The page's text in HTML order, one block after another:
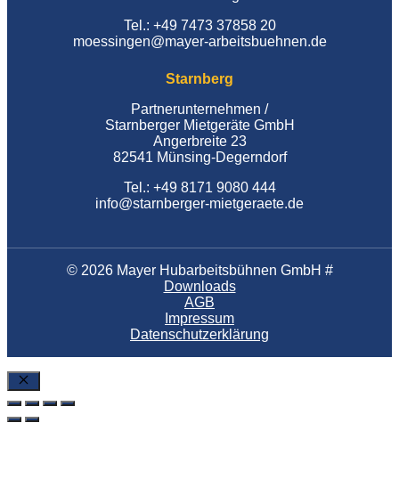
Tel.: +49 7473 37858 20
moessingen@mayer-arbeitsbuehnen.de
Starnberg
Partnerunternehmen /
Starnberger Mietgeräte GmbH
Angerbreite 23
82541 Münsing-Degerndorf
Tel.: +49 8171 9080 444
info@starnberger-mietgeraete.de
© 2026 Mayer Hubarbeitsbühnen GmbH #
Downloads
AGB
Impressum
Datenschutzerklärung
SchlieÃŸen